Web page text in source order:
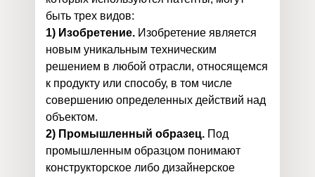
быть трех видов:
1) Изобретение. Изобретение является
новым уникальным техническим
решением в любой отрасли, относящемся
к продукту или способу, в том числе
совершению определенных действий над
объектом.
2) Промышленный образец. Под
промышленным образцом понимают
конструкторское либо дизайнерское